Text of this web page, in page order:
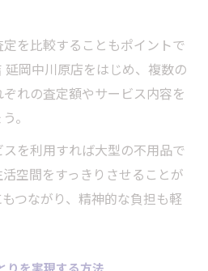
を比較することもポイントで
延岡中川原店をはじめ、複数の
れの査定額やサービス内容を
。
を利用すれば大型の不用品で
空間をすっきりさせることが
つながり、精神的な負担も軽
りを実現する方法